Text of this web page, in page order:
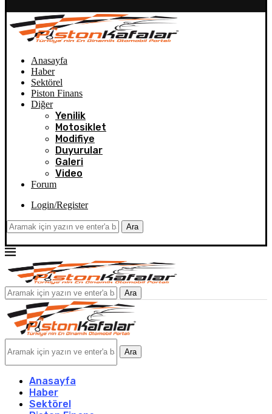
Anasayfa
Haber
Sektörel
Piston Finans
Diğer
Yenilik
Motosiklet
Modifiye
Duyurular
Galeri
Video
Forum
Login/Register
Ara
Ara
Ara
Anasayfa
Haber
Sektörel